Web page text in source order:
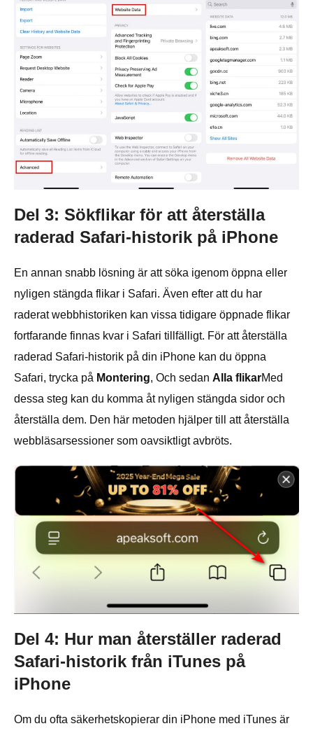
Del 3: Sökflikar för att återställa
raderad Safari-historik på iPhone
En annan snabb lösning är att söka igenom öppna eller
nyligen stängda flikar i Safari. Även efter att du har
raderat webbhistoriken kan vissa tidigare öppnade flikar
fortfarande finnas kvar i Safari tillfälligt. För att återställa
raderad Safari-historik på din iPhone kan du öppna
Safari, trycka på Montering, Och sedan Alla flikarMed
dessa steg kan du komma åt nyligen stängda sidor och
återställa dem. Den här metoden hjälper till att återställa
webbläsarsessioner som oavsiktligt avbröts.
Del 4: Hur man återställer raderad
Safari-historik från iTunes på
iPhone
Om du ofta säkerhetskopierar din iPhone med iTunes är